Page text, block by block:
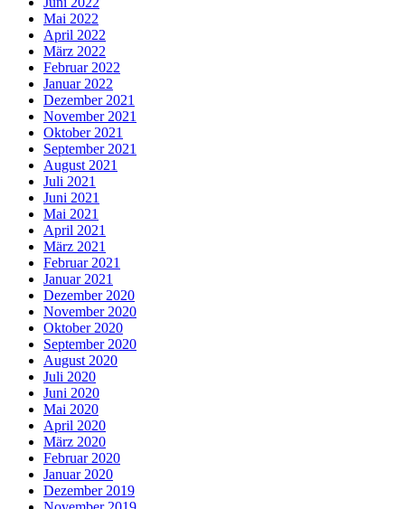
Mai 2022
April 2022
März 2022
Februar 2022
Januar 2022
Dezember 2021
November 2021
Oktober 2021
September 2021
August 2021
Juli 2021
Juni 2021
Mai 2021
April 2021
März 2021
Februar 2021
Januar 2021
Dezember 2020
November 2020
Oktober 2020
September 2020
August 2020
Juli 2020
Juni 2020
Mai 2020
April 2020
März 2020
Februar 2020
Januar 2020
Dezember 2019